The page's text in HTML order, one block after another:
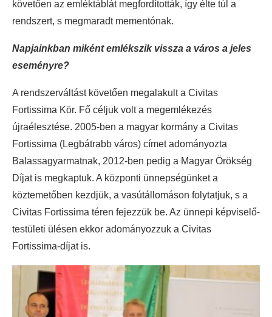
követően az emléktáblát megfordították, így élte túl a
rendszert, s megmaradt mementónak.
Napjainkban miként emlékszik vissza a város a jeles
eseményre?
A rendszerváltást követően megalakult a Civitas
Fortissima Kör. Fő céljuk volt a megemlékezés
újraélesztése. 2005-ben a magyar kormány a Civitas
Fortissima (Legbátrabb város) címet adományozta
Balassagyarmatnak, 2012-ben pedig a Magyar Örökség
Díjat is megkaptuk. A központi ünnepségünket a
köztemetőben kezdjük, a vasútállomáson folytatjuk, s a
Civitas Fortissima téren fejezzük be. Az ünnepi képviselő-
testületi ülésen ekkor adományozzuk a Civitas
Fortissima-díjat is.